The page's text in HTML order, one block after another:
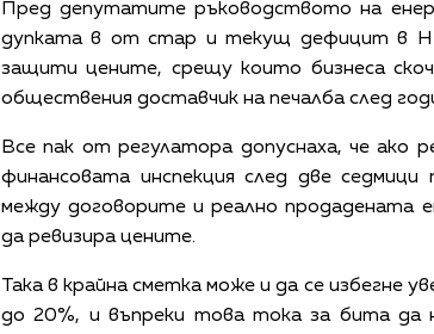
Пред депутатите ръководството на
дупката в от стар и текущ дефицит в
защити цените, срещу които бизнеса
обществения доставчик на печалба след
Все пак от регулатора допуснаха, че ако
финансовата инспекция след две седмици
между договорите и реално продадената
да ревизира цените.
Така в крайна сметка може и да се избегне
до 20%, и въпреки това тока за бита да